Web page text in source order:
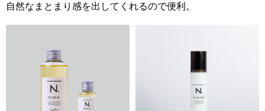
自然なまとまり感を出してくれるので便利。